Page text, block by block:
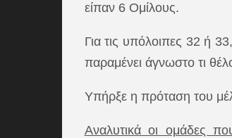
είπαν 6 Ομίλους.
Για τις υπόλοιπες 32 ή
παραμένει άγνωστο τι
Υπήρξε η πρόταση του
Αναλυτικά οι ομάδες